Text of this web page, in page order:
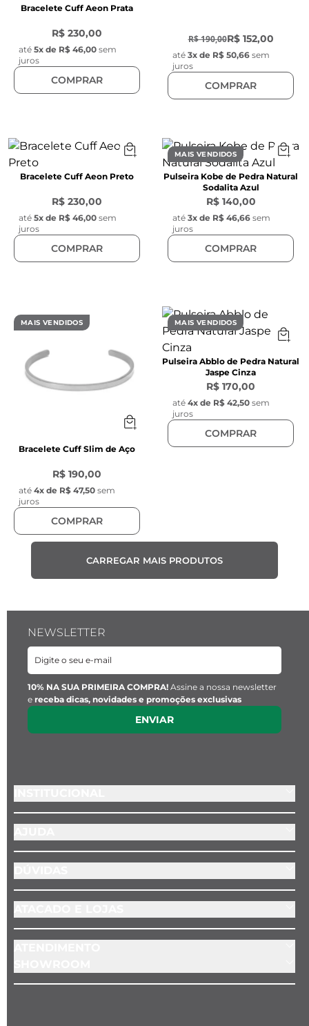
Bracelete Cuff Aeon Prata
R$ 230,00
até 5x de R$ 46,00 sem
juros
COMPRAR
R$ 190,00R$ 152,00
até 3x de R$ 50,66 sem
juros
COMPRAR
Bracelete Cuff Aeon Preto
R$ 230,00
até 5x de R$ 46,00 sem
juros
COMPRAR
MAIS VENDIDOS
Pulseira Kobe de Pedra Natural
Sodalita Azul
R$ 140,00
até 3x de R$ 46,66 sem
juros
COMPRAR
MAIS VENDIDOS
Bracelete Cuff Slim de Aço
R$ 190,00
até 4x de R$ 47,50 sem
juros
COMPRAR
MAIS VENDIDOS
Pulseira Abblo de Pedra Natural
Jaspe Cinza
R$ 170,00
até 4x de R$ 42,50 sem
juros
COMPRAR
NEWSLETTER
10% NA SUA PRIMEIRA COMPRA! Assine a nossa newsletter
e receba dicas, novidades e promoções exclusivas
ENVIAR